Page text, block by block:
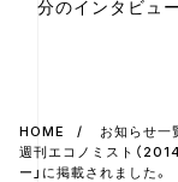
分のインタビュ
HOME
お知らせ
週刊エコノミスト（
ー」に掲載されました。